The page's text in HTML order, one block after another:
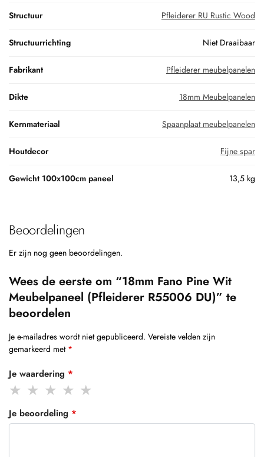
Structuur Pfleiderer RU Rustic Wood
Structuurrichting Niet Draaibaar
Fabrikant Pfleiderer meubelpanelen
Dikte 18mm Meubelpanelen
Kernmateriaal Spaanplaat meubelpanelen
Houtdecor Fijne spar
Gewicht 100x100cm paneel 13,5 kg
Beoordelingen
Er zijn nog geen beoordelingen.
Wees de eerste om “18mm Fano Pine Wit
Meubelpaneel (Pfleiderer R55006 DU)” te
beoordelen
Je e-mailadres wordt niet gepubliceerd. Vereiste velden zijn
gemarkeerd met *
Je waardering *
Je beoordeling *